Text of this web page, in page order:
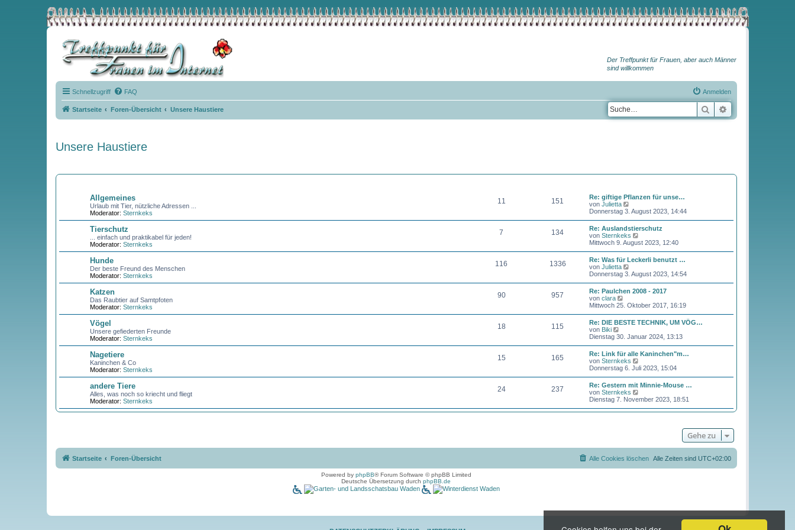
Der Treffpunkt für Frauen, aber auch Männer
sind willkommen
Schnellzugriff FAQ Anmelden
Startseite Foren-Übersicht Unsere Haustiere Suche
Unsere Haustiere
Allgemeines
Urlaub mit Tier, nützliche Adressen ...
Moderator: Sternkeks
11 151
Re: giftige Pflanzen für unse…
von Julietta
e
e
s
t
e
r
B
i
t
r
a
g
Donnerstag 3. August 2023, 14:44
Tierschutz
... einfach und praktikabel für jeden!
Moderator: Sternkeks
7 134
Re: Auslandstierschutz
von Sternkeks
e
e
s
e
r
B
i
t
r
a
g
Mittwoch 9. August 2023, 12:40
Hunde
Der beste Freund des Menschen
Moderator: Sternkeks
116 1336
Re: Was für Leckerli benutzt …
von Julietta
e
e
s
t
e
r
B
i
t
r
a
g
Donnerstag 3. August 2023, 14:54
Katzen
Das Raubtier auf Samtpfoten
Moderator: Sternkeks
90 957
Re: Paulchen 2008 - 2017
von clara
e
e
s
e
r
B
e
i
t
r
a
g
Mittwoch 25. Oktober 2017, 16:19
Vögel
Unsere gefiederten Freunde
Moderator: Sternkeks
18 115
Re: DIE BESTE TECHNIK, UM VÖG…
von Biki
e
e
s
t
e
r
B
e
i
t
r
Dienstag 30. Januar 2024, 13:13
Nagetiere
Kaninchen & Co
Moderator: Sternkeks
15 165
Re: Link für alle Kaninchen"m…
von Sternkeks
e
e
s
e
r
g
Donnerstag 6. Juli 2023, 15:04
andere Tiere
Alles, was noch so kriecht und fliegt
Moderator: Sternkeks
24 237
Re: Gestern mit Minnie-Mouse …
von Sternkeks
e
e
B
i
t
Dienstag 7. November 2023, 18:51
Gehe zu
Startseite Foren-Übersicht Alle Zeiten sind UTC+02:00
Alle Cookies löschen
Powered by phpBB® Forum Software © phpBB Limited
Deutsche Übersetzung durch phpBB.de